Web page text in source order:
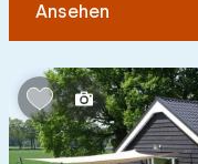
Kinderfreundlich
Kindermöbel
Eingezäunter
Spielgeräte im
Ansehen